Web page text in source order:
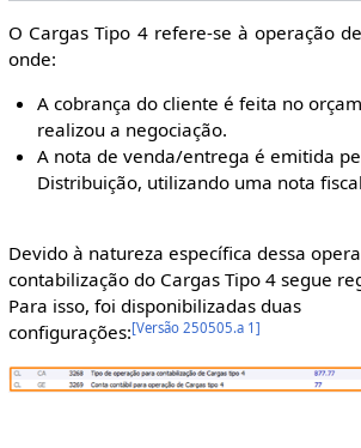
O Cargas Tipo 4 refere-se à operação
onde:
A cobrança do cliente é feita no
realizou a negociação.
A nota de venda/entrega é emitida
Distribuição, utilizando uma nota
Devido à natureza específica dessa
contabilização do Cargas Tipo 4 segue
Para isso, foi disponibilizadas duas
configurações:[Versão 250505.a 1 ]